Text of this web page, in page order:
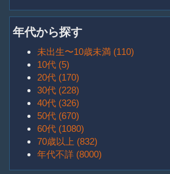
年代から探す
未出生〜10歳未満 (110)
10代 (5)
20代 (170)
30代 (228)
40代 (326)
50代 (670)
60代 (1080)
70歳以上 (832)
年代不詳 (8000)